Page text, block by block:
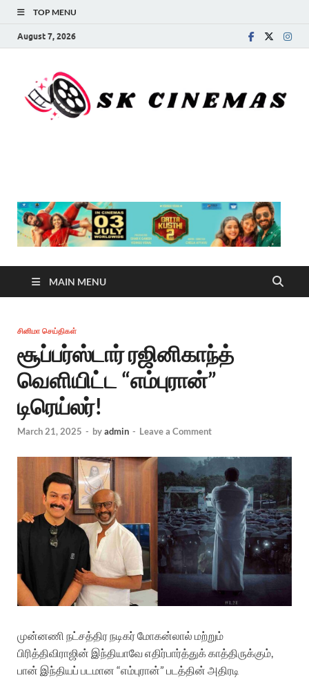
TOP MENU
August 7, 2026
MAIN MENU
சினிமா செய்திகள்
சூப்பர்ஸ்டார் ரஜினிகாந்த்
வெளியிட்ட “எம்புரான்”
டிரெய்லர்!
March 21, 2025 - byadmin - Leave a Comment
முன்னணி நட்சத்திர நடிகர் மோகன்லால் மற்றும்
பிரித்திவிராஜின் இந்தியாவே எதிர்பார்த்துக் காத்திருக்கும்,
பான் இந்தியப் படமான “எம்புரான்” படத்தின் அதிரடி